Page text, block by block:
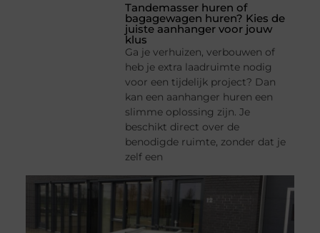
Tandemasser huren of
bagagewagen huren? Kies de
juiste aanhanger voor jouw
klus
Ga je verhuizen, verbouwen of
heb je extra laadruimte nodig
voor een tijdelijk project? Dan
kan een aanhanger huren een
slimme oplossing zijn. Je
beschikt direct over de
benodigde ruimte, zonder dat je
zelf een